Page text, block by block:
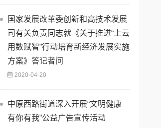
国家发展改革委创新和高技术发展
司有关负责同志就《关于推进“上云
用数赋智”行动培育新经济发展实施
方案》答记者问
2020-04-20
中原西路街道深入开展“文明健康
有你有我”公益广告宣传活动